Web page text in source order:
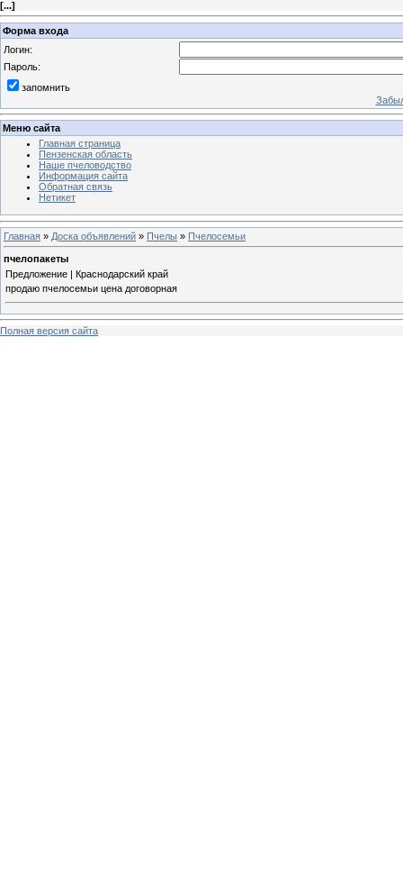
[...]
Форма входа
Логин:
Пароль:
запомнить
Меню сайта
Главная страница
Пензенская область
Наше пчеловодство
Информация сайта
Обратная связь
Нетикет
Главная » Доска объявлений » Пчелы » Пчелосемьи
пчелопакеты
Предложение | Краснодарский край
продаю пчелосемьи цена договорная
Полная версия сайта